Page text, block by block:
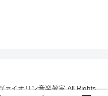
イオリン音楽教室 All Rights